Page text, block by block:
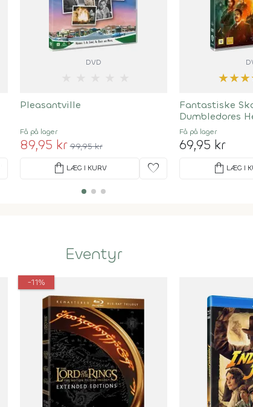
DVD
Pleasantville
Få på lager
89,95 kr 99,95 kr
shopping_bag LÆG I KURV favorite
★★★
Fantastiske
Dumbledores
Få på lager
69,95 kr
shopping_bag LÆG I
Eventyr
-11%